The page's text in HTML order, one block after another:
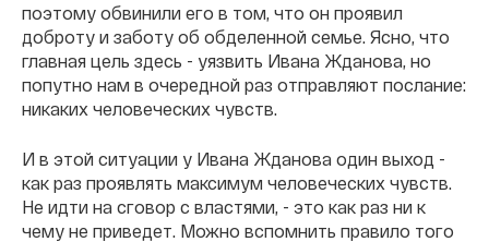
поэтому обвинили его в том, что он проявил
доброту и заботу об обделенной семье. Ясно, что
главная цель здесь - уязвить Ивана Жданова, но
попутно нам в очередной раз отправляют послание:
никаких человеческих чувств.
И в этой ситуации у Ивана Жданова один выход -
как раз проявлять максимум человеческих чувств.
Не идти на сговор с властями, - это как раз ни к
чему не приведет. Можно вспомнить правило того